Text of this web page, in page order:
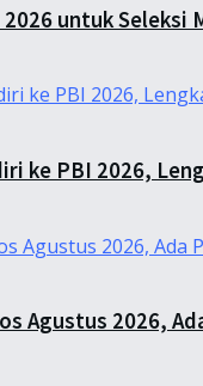
untuk Seleksi
ke PBI 2026,
Agustus 2026,